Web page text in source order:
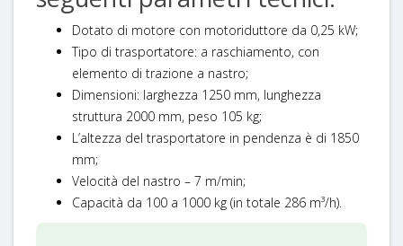
Dotato di motore con motoriduttore da 0,25 kW;
Tipo di trasportatore: a raschiamento, con
elemento di trazione a nastro;
Dimensioni: larghezza 1250 mm, lunghezza
struttura 2000 mm, peso 105 kg;
L’altezza del trasportatore in pendenza è di 1850
mm;
Velocità del nastro – 7 m/min;
Capacità da 100 a 1000 kg (in totale 286 m³/h).